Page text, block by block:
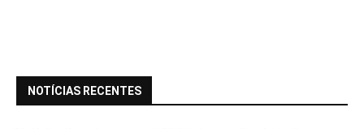
NOTÍCIAS RECENTES